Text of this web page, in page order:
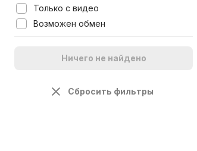
Только с видео
Возможен обмен
Ничего не найдено
Сбросить фильтры